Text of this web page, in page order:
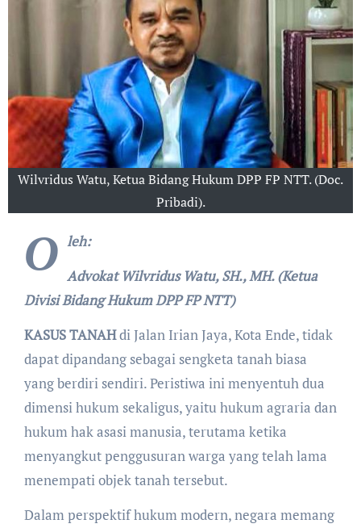
Wilvridus Watu, Ketua Bidang Hukum DPP FP NTT. (Doc.
Pribadi).
O leh:
Advokat Wilvridus Watu, SH., MH. (Ketua
Divisi Bidang Hukum DPP FP NTT)
KASUSTANAHdi Jalan Irian Jaya, Kota Ende, tidak
dapat dipandang sebagai sengketa tanah biasa
yang berdiri sendiri. Peristiwa ini menyentuh dua
dimensi hukum sekaligus, yaitu hukum agraria dan
hukum hak asasi manusia, terutama ketika
menyangkut penggusuran warga yang telah lama
menempati objek tanah tersebut.
Dalam perspektif hukum modern, negara memang